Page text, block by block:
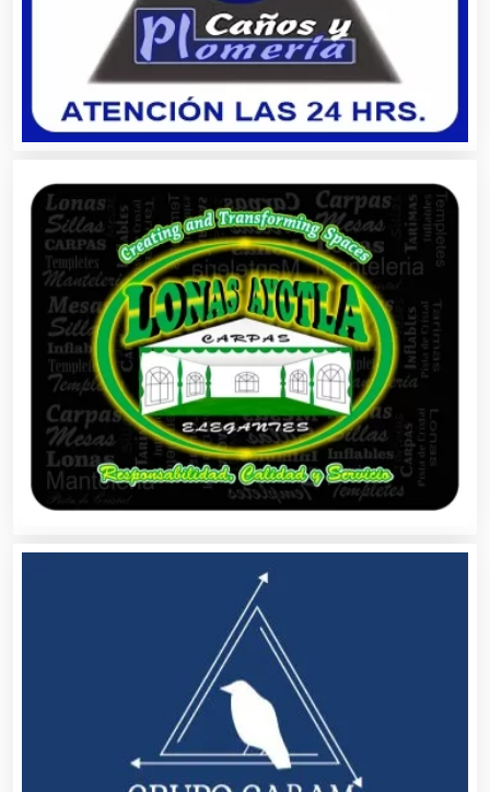
Artículos para el Hogar
Artículos para Regalos
Artículos Personales
Artículos Publicitarios
Aseguradoras
Asesores Técnicos
Asociaciones Civiles
Asociaciones Empresariales